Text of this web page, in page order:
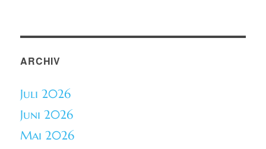
ARCHIV
Juli 2026
Juni 2026
Mai 2026